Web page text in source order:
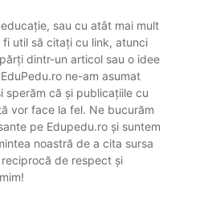
sau cu atât mai mult
util să citați cu link, atunci
dintr-un articol sau o idee
ne-am asumat
sperăm că și publicațiile cu
vor face la fel. Ne bucurăm
pe Edupedu.ro și suntem
noastră de a cita sursa
de respect și